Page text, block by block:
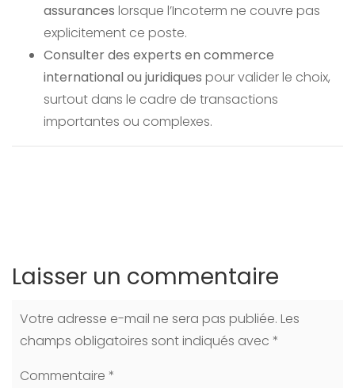
assurances lorsque l’Incoterm ne couvre pas
explicitement ce poste.
Consulter des experts en commerce
international ou juridiques pour valider le choix,
surtout dans le cadre de transactions
importantes ou complexes.
Laisser un commentaire
Votre adresse e-mail ne sera pas publiée. Les
champs obligatoires sont indiqués avec *
Commentaire *